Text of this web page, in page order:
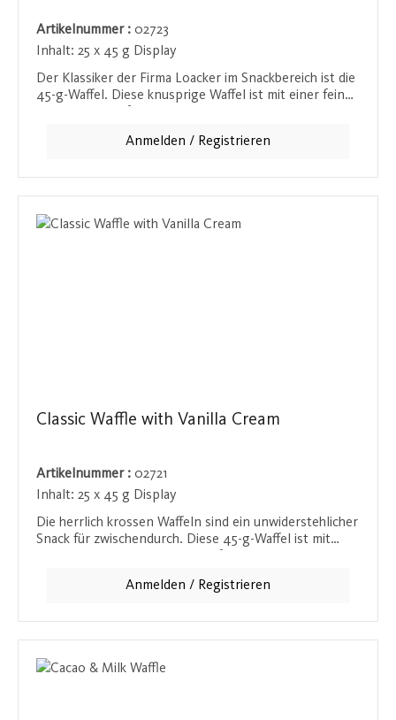
Artikelnummer : 02723
Inhalt: 25 x 45 g Display
Der Klassiker der Firma Loacker im Snackbereich ist die
45-g-Waffel. Diese knusprige Waffel ist mit einer feinen
Creme. Perfekt für den kleinen Hunger zwischendurch
Klassiker, der durch seine Qualität und seinen
unverwechselbaren Geschmack überzeugt.
Anmelden / Registrieren
Classic Waffle with Vanilla Cream
Artikelnummer : 02721
Inhalt: 25 x 45 g Display
Die herrlich krossen Waffeln sind ein unwiderstehlicher
Snack für zwischendurch. Diese 45-g-Waffel ist mit
Kombination aus knuspriger Waffel und der zarten
ob als schneller Genuss unterwegs oder als süße
Auszeit bei einer Tasse Kaffee.
Anmelden / Registrieren